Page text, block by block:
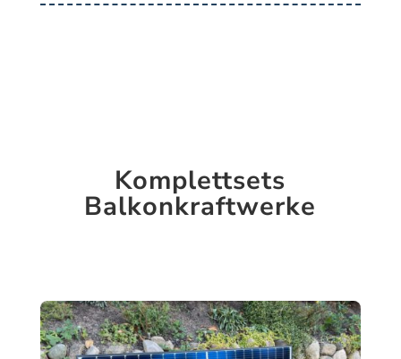
Komplettsets
Balkonkraftwerke